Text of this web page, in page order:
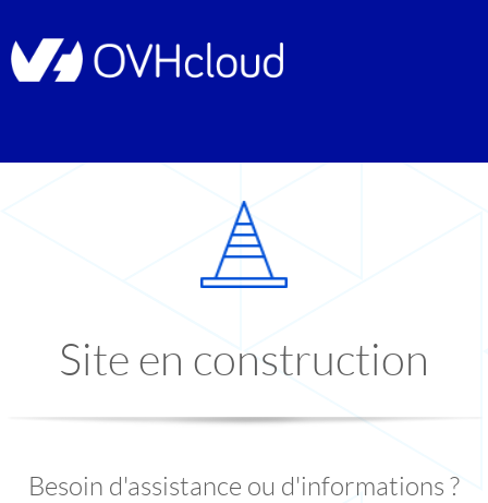
Site en construction
Besoin d'assistance ou d'informations ?